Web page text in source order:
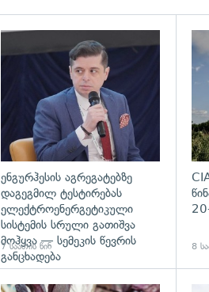
ენგურჰესის აგრეგატებზე
დაგეგმილ ტესტირებას
ელექტროენერგეტიკული
სისტემის სრული გათიშვა
მოჰყვა — სემეკის წევრის
განცხადება
7 საათის წინ 8